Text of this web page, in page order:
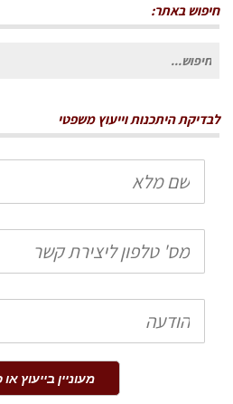
חיפוש באתר:
חיפוש
לבדיקת היתכנות וייעוץ משפטי
שם
מלא
טלפון
הודעה
מעוניין בייעוץ